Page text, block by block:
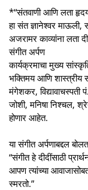
*“संतवाणी आणि लता
हा संत ज्ञानेश्वर
अजरामर काव्यांना लता
संगीत अर्पण
कार्यक्रमाचा मुख्य
भक्तिमय आणि शास्त्रीय
मंगेशकर,
जोशी, मनिषा निश्चल,
होणार आहेत.
या संगीत अर्पणाबद्दल
“संगीत हे दीदींसाठी
आपण त्यांच्या
स्मरतो.”